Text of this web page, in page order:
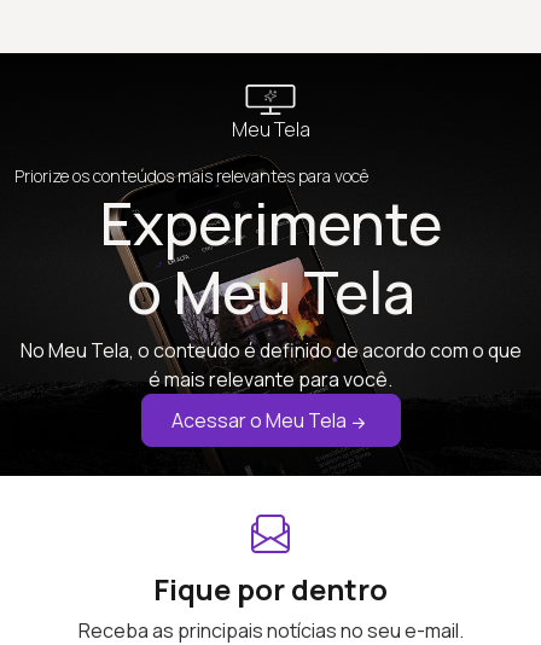
Meu Tela
Priorize os conteúdos mais relevantes para você
Experimente
o Meu Tela
No Meu Tela, o conteúdo é definido de acordo com o que
é mais relevante para você.
Acessar o Meu Tela
Fique por dentro
Receba as principais notícias no seu e-mail.